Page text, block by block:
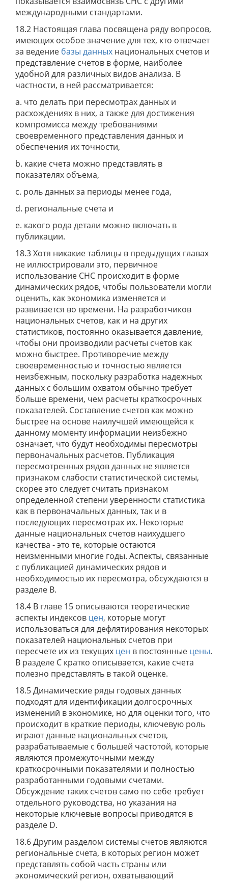
международными стандартами.
18.2 Настоящая глава посвящена ряду вопросов,
имеющих особое значение для тех, кто отвечает
за ведение базы данных национальных счетов и
представление счетов в форме, наиболее
удобной для различных видов анализа. В
частности, в ней рассматривается:
a. что делать при пересмотрах данных и
расхождениях в них, а также для достижения
компромисса между требованиями
своевременного представления данных и
обеспечения их точности,
b. какие счета можно представлять в
показателях объема,
c. роль данных за периоды менее года,
d. региональные счета и
e. какого рода детали можно включать в
публикации.
18.3 Хотя никакие таблицы в предыдущих главах
не иллюстрировали это, первичное
использование СНС происходит в форме
динамических рядов, чтобы пользователи могли
оценить, как экономика изменяется и
развивается во времени. На разработчиков
национальных счетов, как и на других
статистиков, постоянно оказывается давление,
чтобы они производили расчеты счетов как
можно быстрее. Противоречие между
своевременностью и точностью является
неизбежным, поскольку разработка надежных
данных с большим охватом обычно требует
больше времени, чем расчеты краткосрочных
показателей. Составление счетов как можно
быстрее на основе наилучшей имеющейся к
данному моменту информации неизбежно
означает, что будут необходимы пересмотры
первоначальных расчетов. Публикация
пересмотренных рядов данных не является
признаком слабости статистической системы,
скорее это следует считать признаком
определенной степени уверенности статистика
как в первоначальных данных, так и в
последующих пересмотрах их. Некоторые
данные национальных счетов наихудшего
качества - это те, которые остаются
неизменными многие годы. Аспекты, связанные
с публикацией динамических рядов и
необходимостью их пересмотра, обсуждаются в
разделе В.
18.4 В главе 15 описываются теоретические
аспекты индексов цен, которые могут
использоваться для дефлятирования некоторых
показателей национальных счетов при
пересчете их из текущих цен в постоянные цены.
В разделе С кратко описывается, какие счета
полезно представлять в такой оценке.
18.5 Динамические ряды годовых данных
подходят для идентификации долгосрочных
изменений в экономике, но для оценки того, что
происходит в краткие периоды, ключевую роль
играют данные национальных счетов,
разрабатываемые с большей частотой, которые
являются промежуточными между
краткосрочными показателями и полностью
разработанными годовыми счетами.
Обсуждение таких счетов само по себе требует
отдельного руководства, но указания на
некоторые ключевые вопросы приводятся в
разделе D.
18.6 Другим разделом системы счетов являются
региональные счета, в которых регион может
представлять собой часть страны или
экономический регион, охватывающий